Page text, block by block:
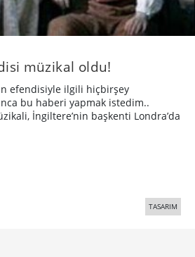
müzikal oldu!
efendisiyle ilgili hiçbirşey
bu haberi yapmak istedim..
İngiltere’nin başkenti Londra’da
TASARIM